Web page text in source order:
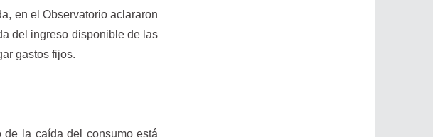
en el Observatorio aclararon
del ingreso disponible de las
gastos fijos.
la caída del consumo está